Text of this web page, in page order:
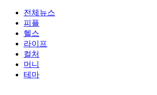
전체뉴스
피플
헬스
라이프
컬처
머니
테마